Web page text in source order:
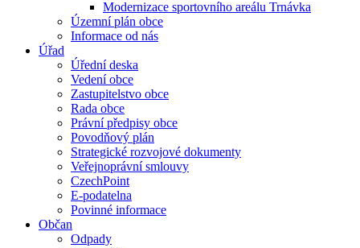
Modernizace sportovního areálu Trnávka
Územní plán obce
Informace od nás
Úřad
Úřední deska
Vedení obce
Zastupitelstvo obce
Rada obce
Právní předpisy obce
Povodňový plán
Strategické rozvojové dokumenty
Veřejnoprávní smlouvy
CzechPoint
E-podatelna
Povinné informace
Občan
Odpady